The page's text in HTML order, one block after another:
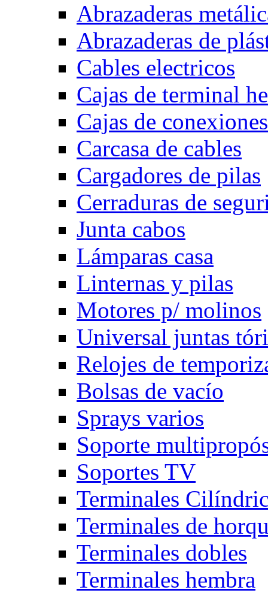
Abrazaderas
Abrazaderas de
Cables electricos
Cajas de terminal
Cajas de
Carcasa de cables
Cargadores de pilas
Cerraduras de
Junta cabos
Lámparas casa
Linternas y pilas
Motores p/ molinos
Universal juntas
Relojes de
Bolsas de vacío
Sprays varios
Soporte
Soportes TV
Terminales
Terminales de
Terminales dobles
Terminales hembra